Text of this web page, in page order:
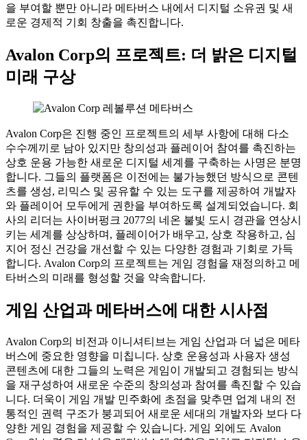
을 부여할 뿐만 아니라 메타버스 내에서 디지털 소유권 및 새
로운 경제적 기회 창출을 촉진합니다.
Avalon Corp의 프로젝트: 더 밝은 디지털
미래 구상
Avalon Corp은 진행 중인 프로젝트의 세부 사항에 대해 다소
수수께끼로 남아 있지만 창의성과 플레이어 참여를 촉진하는
상호 운용 가능한 새로운 디지털 세계를 구축하는 사명은 분명
합니다. 그들의 플랫폼은 이전에는 불가능했던 방식으로 콘텐
츠를 생성, 리믹스 및 공유할 수 있는 도구를 제공하여 개발자
와 플레이어 모두에게 권한을 부여하도록 설계되었습니다. 회
사의 리더는 사이버펑크 2077의 네온 불빛 도시 경관을 연상시
키는 세계를 상상하며, 플레이어가 배우고, 상호 작용하고, 심
지어 정신 건강을 개선할 수 있는 다양한 경험과 기회로 가득
합니다. Avalon Corp의 프로젝트는 게임 경험을 재정의하고 메
타버스의 미래를 형성할 것을 약속합니다.
게임 산업과 메타버스에 대한 시사점
Avalon Corp의 비전과 이니셔티브는 게임 산업과 더 넓은 메타
버스에 중요한 영향을 미칩니다. 상호 운용성과 사용자 생성
콘텐츠에 대한 그들의 노력은 게임이 개발되고 경험되는 방식
을 재구성하여 새로운 수준의 창의성과 참여를 촉진할 수 있습
니다. 더욱이 게임 개발 민주화에 초점을 맞추면 업계 내의 전
통적인 권력 구조가 붕괴되어 새로운 세대의 개발자와 보다 다
양한 게임 경험을 제공할 수 있습니다. 게임 외에도 Avalon